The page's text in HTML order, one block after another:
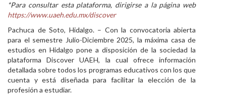
Alumni
*Para consultar esta plataforma, dirigirse a la página web
https://www.uaeh.edu.mx/discover
Pachuca de Soto, Hidalgo. – Con la convocatoria abierta
para el semestre Julio-Diciembre 2025, la máxima casa de
estudios en Hidalgo pone a disposición de la sociedad la
plataforma Discover UAEH, la cual ofrece información
detallada sobre todos los programas educativos con los que
cuenta y está diseñada para facilitar la elección de la
profesión a estudiar.